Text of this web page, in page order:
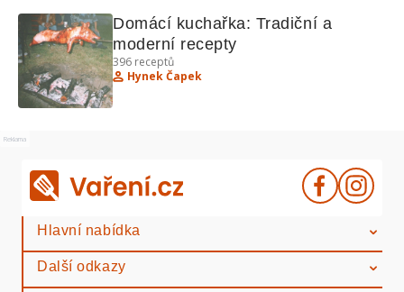
Domácí kuchařka: Tradiční a
moderní recepty
396 receptů
Hynek Čapek
Reklama
Hlavní nabídka
Další odkazy